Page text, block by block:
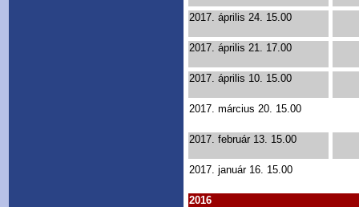
2017. április 24. 15.00
2017. április 21. 17.00
2017. április 10. 15.00
2017. március 20. 15.00
2017. február 13. 15.00
2017. január 16. 15.00
2016